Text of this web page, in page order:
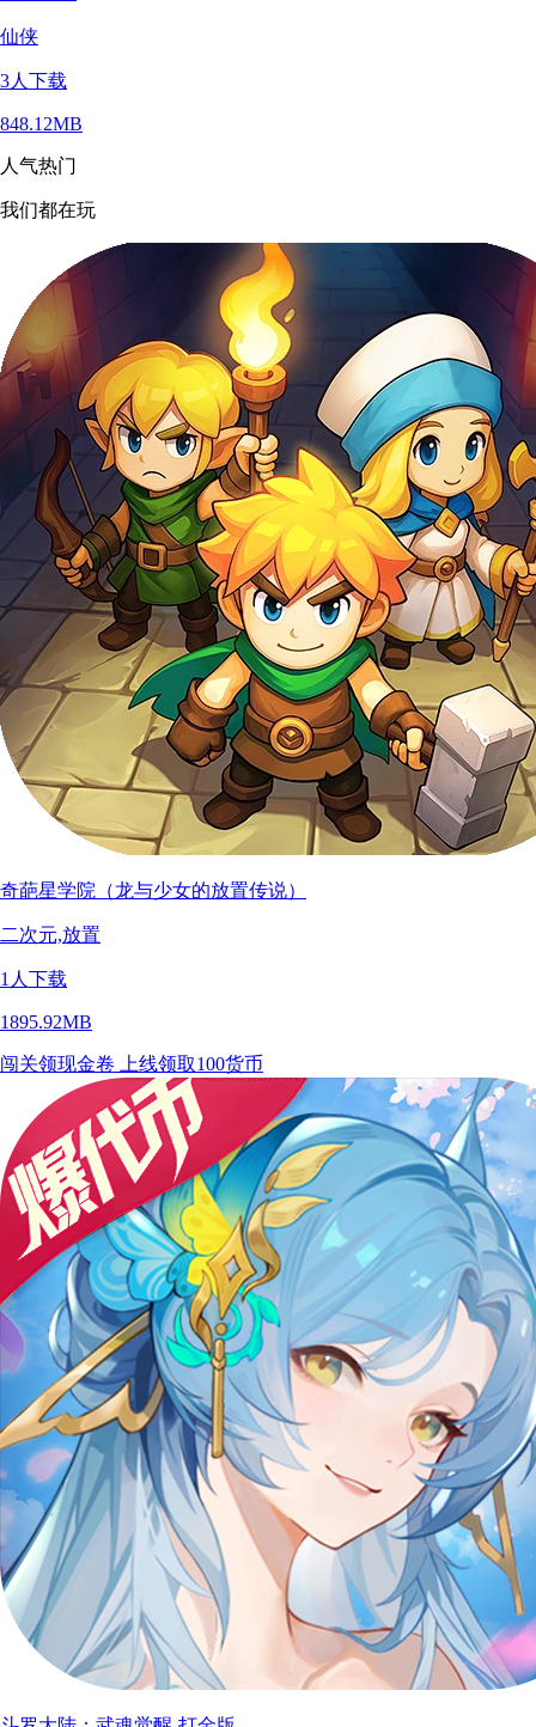
仙侠
3人下载
848.12MB
人气热门
我们都在玩
奇葩星学院（龙与少女的放置传说）
二次元,放置
1 人下载
1895.92MB
闯关领现金卷 上线领取100货币